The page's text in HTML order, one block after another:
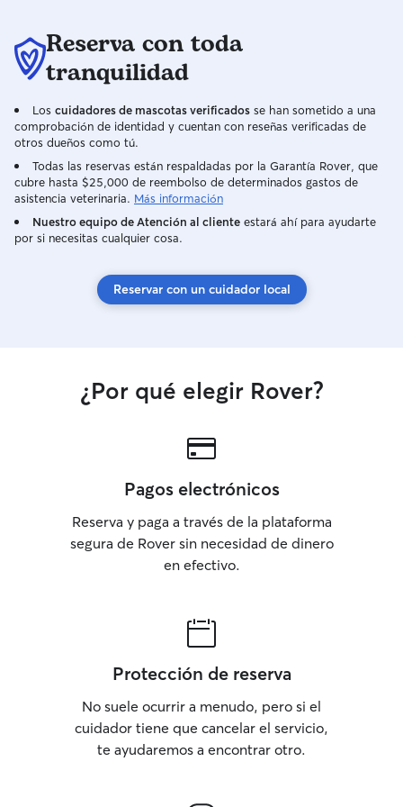
amable y respetuosa. Para mí, cada
mascota es parte de la familia. Me
esfuerzo por crear un ambiente de
puedan sentirse como en casa aunque
sus humanos estén fuera. Tu peludo
recibirá atención, juegos, mimos y mucho
amor. El cuidado de mascotas es una
Organizo mi tiempo para poder
dedicarles la atención y el cariño que
domicilio o cuidados prolongados. Me
encanta comenzar el día con energía, y
cada mascota tenga sus momentos de
juego, comida, descanso y compañía,
una mascota, organizo los horarios para
personalizada. Además, mantengo una
comunicación constante con su familia,
enviando fotos y actualizaciones para
que estén tranquilos y sepan que sus
peludos están bien cuidados. El tiempo
plenamente. Es una parte muy
gratificante de mi semana y siempre me
esfuerzo por dar lo mejor de mí en cada
de su dueño, me aseguro de que cada
mascota se sienta cómoda, segura y
querida. Me adapto a sus rutinas
habituales para que el cambio de
Reserva con toda
tranquilidad
Los cuidadores de mascotas verificados se han sometido a una
comprobación de identidad y cuentan con reseñas verificadas de
otros dueños como tú.
Todas las reservas están respaldadas por la Garantía Rover, que
cubre hasta $25,000 de reembolso de determinados gastos de
asistencia veterinaria. Más información
Nuestro equipo de Atención al cliente estará ahí para ayudarte
por si necesitas cualquier cosa.
Reservar con un cuidador local
¿Por qué elegir Rover?
Pagos electrónicos
Reserva y paga a través de la plataforma
segura de Rover sin necesidad de dinero
en efectivo.
Protección de reserva
No suele ocurrir a menudo, pero si el
cuidador tiene que cancelar el servicio,
te ayudaremos a encontrar otro.